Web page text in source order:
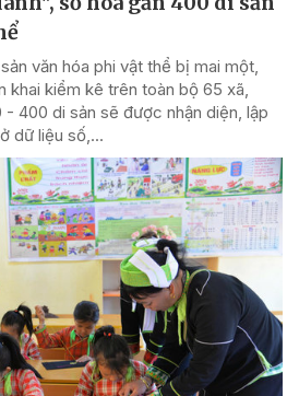
văn hóa phi vật thể bị mai một,
khai kiểm kê trên toàn bộ 65 xã,
400 di sản sẽ được nhận diện, lập
dữ liệu số,...